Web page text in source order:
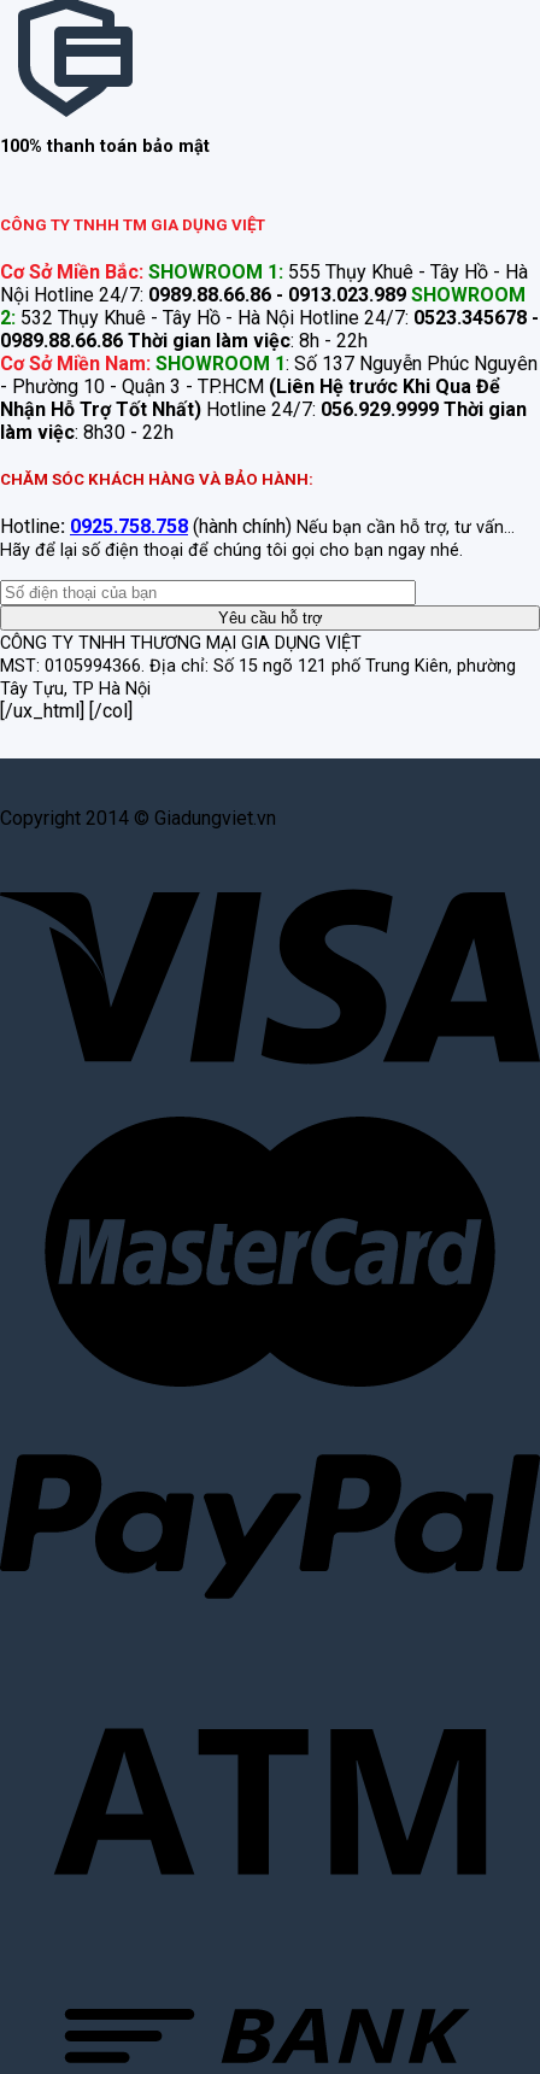
100% thanh toán bảo mật
CÔNG TY TNHH TM GIA DỤNG VIỆT
Cơ Sở Miền Bắc: SHOWROOM 1: 555 Thụy Khuê - Tây Hồ - Hà
Nội Hotline 24/7: 0989.88.66.86 - 0913.023.989 SHOWROOM
2: 532 Thụy Khuê - Tây Hồ - Hà Nội Hotline 24/7: 0523.345678 -
0989.88.66.86 Thời gian làm việc: 8h - 22h
Cơ Sở Miền Nam: SHOWROOM 1: Số 137 Nguyễn Phúc Nguyên
- Phường 10 - Quận 3 - TP.HCM (Liên Hệ trước Khi Qua Để
Nhận Hỗ Trợ Tốt Nhất) Hotline 24/7: 056.929.9999 Thời gian
làm việc: 8h30 - 22h
CHĂM SÓC KHÁCH HÀNG VÀ BẢO HÀNH:
Hotline: 0925.758.758 (hành chính) Nếu bạn cần hỗ trợ, tư vấn...
Hãy để lại số điện thoại để chúng tôi gọi cho bạn ngay nhé.
CÔNG TY TNHH THƯƠNG MẠI GIA DỤNG VIỆT
MST: 0105994366. Địa chỉ: Số 15 ngõ 121 phố Trung Kiên, phường
Tây Tựu, TP Hà Nội
[/ux_html] [/col]
Copyright 2014 © Giadungviet.vn